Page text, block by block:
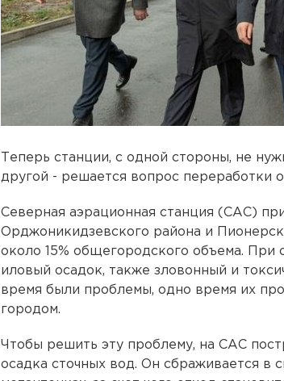
Теперь станции, с одной стороны, не
другой - решается вопрос переработки
Северная аэрационная станция (САС)
Орджоникидзевского района и
около 15% общегородского объема. При
иловый осадок, также зловонный и
время были проблемы, одно время их
городом.
Чтобы решить эту проблему, на САС
осадка сточных вод. Он сбраживается в